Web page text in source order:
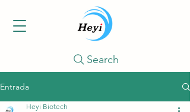
Search
Entrada
Heyi Biotech